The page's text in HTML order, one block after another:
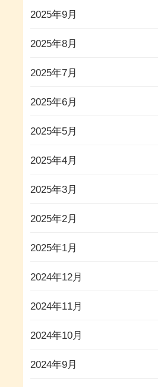
2025年9月
2025年8月
2025年7月
2025年6月
2025年5月
2025年4月
2025年3月
2025年2月
2025年1月
2024年12月
2024年11月
2024年10月
2024年9月